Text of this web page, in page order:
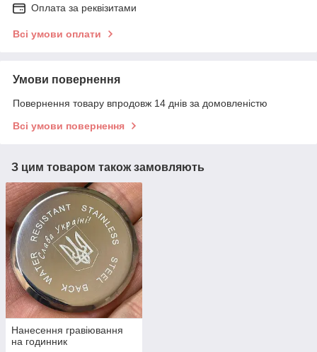
Оплата за реквізитами
Всі умови оплати
Умови повернення
Повернення товару впродовж 14 днів за домовленістю
Всі умови повернення
З цим товаром також замовляють
Нанесення гравіювання
на годинник